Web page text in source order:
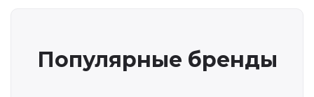
Популярные бренды